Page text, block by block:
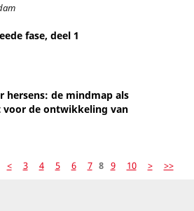
fase, deel 1
hersens: de mindmap als
de ontwikkeling van
< 3 4 5 6 7 8 9 10 > >>